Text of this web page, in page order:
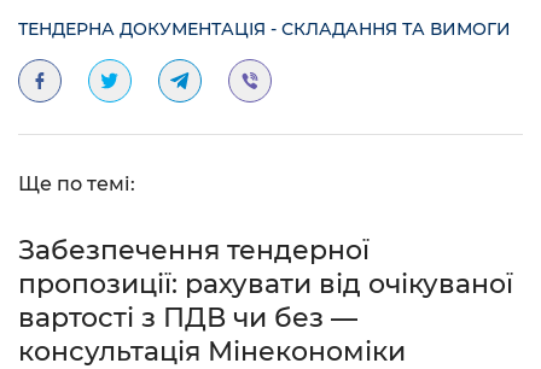
ТЕНДЕРНА ДОКУМЕНТАЦІЯ - СКЛАДАННЯ ТА ВИМОГИ
Ще по темі:
Забезпечення тендерної
пропозиції: рахувати від очікуваної
вартості з ПДВ чи без —
консультація Мінекономіки